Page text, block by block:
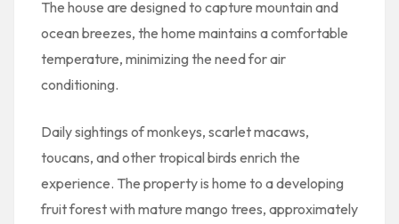
The house are designed to capture mountain and
ocean breezes, the home maintains a comfortable
temperature, minimizing the need for air
conditioning.
Daily sightings of monkeys, scarlet macaws,
toucans, and other tropical birds enrich the
experience. The property is home to a developing
fruit forest with mature mango trees, approximately